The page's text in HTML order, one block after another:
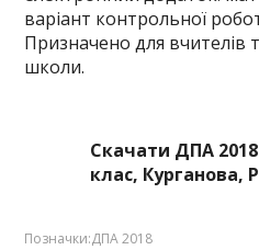
варіант контрольної
Призначено для вчителів
школи.
Скачати ДПА
клас, Курганова,
Позначки:ДПА 2018